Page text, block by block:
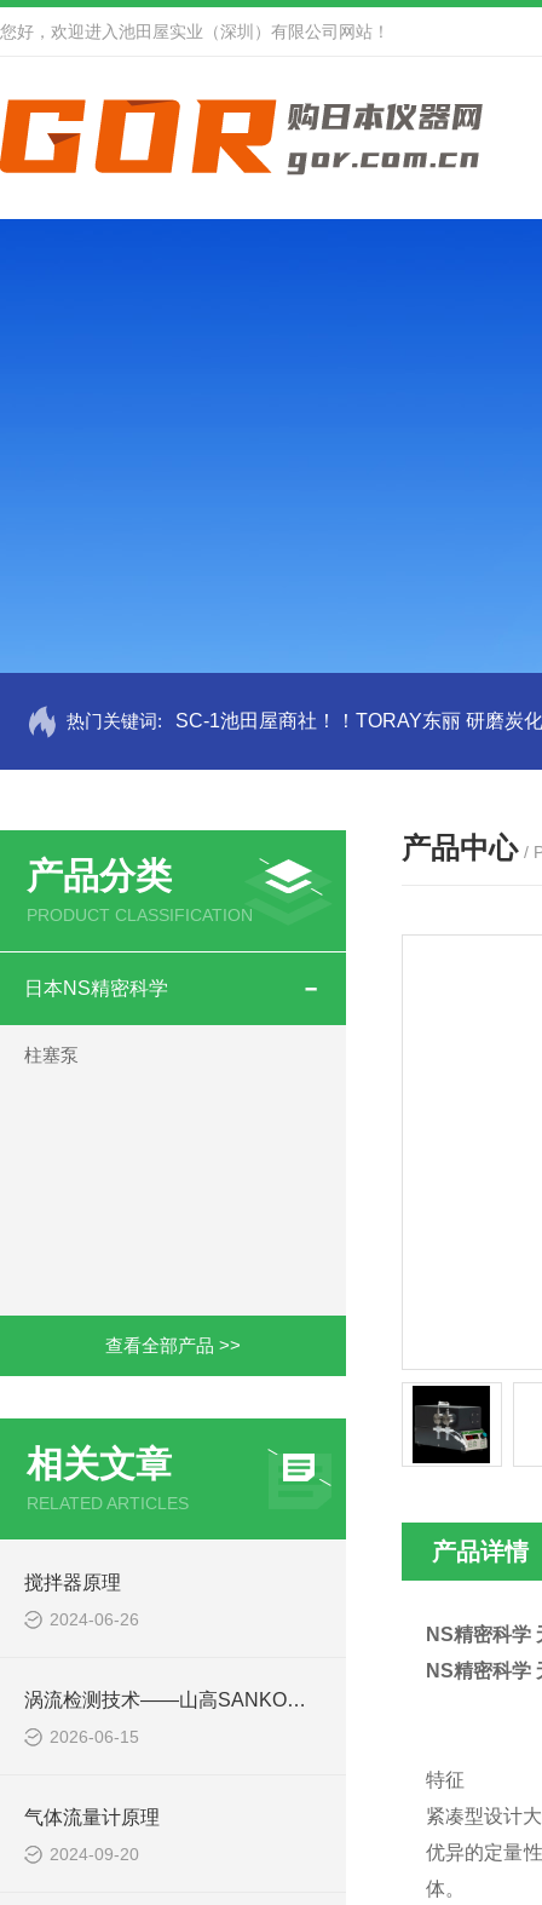
您好，欢迎进入池田屋实业（深圳）有限公司网站！
热门关键词: SC-1池田屋商社！！TORAY东丽 研磨炭
产品分类
PRODUCT CLASSIFICATION
日本NS精密科学
柱塞泵
查看全部产品 >>
相关文章
RELATED ARTICLES
搅拌器原理
2024-06-26
涡流检测技术——山高SANKO对非铁金属基材的精准测量方案
2026-06-15
气体流量计原理
2024-09-20
产品中心 /
产品详情
NS精密科学
NS精密科学
特征
紧凑型设计
优异的定量
体。